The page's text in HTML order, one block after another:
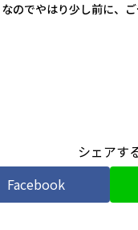
のでやはり少し前に、
シェアす
Facebook